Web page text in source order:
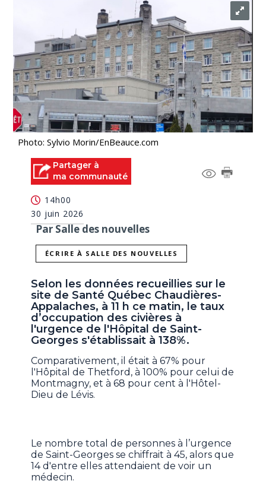
Photo: Sylvio Morin/EnBeauce.com
Partager à
ma communauté
14h00
30 juin 2026
Par Salle des nouvelles
ÉCRIRE À SALLE DES NOUVELLES
Selon les données recueillies sur le
site de Santé Québec Chaudières-
Appalaches, à 11 h ce matin, le taux
d’occupation des civières à
l'urgence de l'Hôpital de Saint-
Georges s'établissait à 138%.
Comparativement, il était à 67% pour
l'Hôpital de Thetford, à 100% pour celui de
Montmagny, et à 68 pour cent à l'Hôtel-
Dieu de Lévis.
Le nombre total de personnes à l’urgence
de Saint-Georges se chiffrait à 45, alors que
14 d'entre elles attendaient de voir un
médecin.